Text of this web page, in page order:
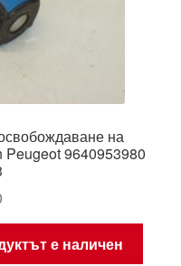
на
Peugeot 9640953980
е наличен